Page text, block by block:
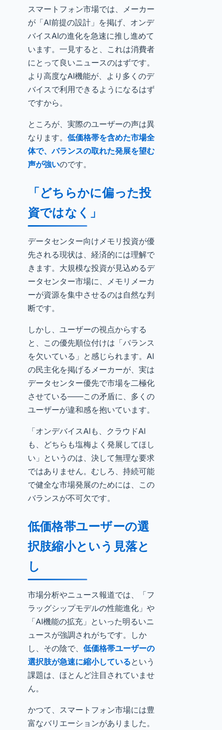
スマートフォン市場では、メーカー
が「AI前提の設計」を掲げ、オンデ
バイスAIの進化を急速に推し進めて
います。一見すると、これは消費者
にとって良いニュースのはずです。
より高度なAI機能が、より多くのデ
バイスで利用できるようになるはず
ですから。
ところが、実際のユーザーの声は異
なります。 低価格帯を含めた市場全
体で、バランスの取れた発展を望む
声が強いのです。
「どちらかに偏った投
資ではなく」
データセンター向けメモリ投資が優
先される現状は、経済的には理解で
きます。大規模な投資が見込めるデ
ータセンター市場に、メモリメーカ
ーが資源を集中させるのは自然な判
断です。
しかし、ユーザーの視点からする
と、この優先順位付けは「バランス
を欠いている」と感じられます。AI
の民主化を掲げるメーカーが、実は
データセンター優先で市場を二極化
させている——この矛盾に、多くの
ユーザーが違和感を抱いています。
「オンデバイスAIも、クラウドAI
も、どちらも塩梅よく発展してほし
い」というのは、決して無理な要求
ではありません。むしろ、持続可能
で健全な市場発展のためには、この
バランスが不可欠です。
低価格帯ユーザーの選
択肢縮小という見落と
し
市場分析やニュース報道では、「フ
ラッグシップモデルの性能進化」や
「AI機能の拡充」といった明るいニ
ュースが強調されがちです。しか
し、その陰で、 低価格帯ユーザーの
選択肢が急速に縮小しているという
課題は、ほとんど注目されていませ
ん。
かつて、スマートフォン市場には豊
富なバリエーションがありました。